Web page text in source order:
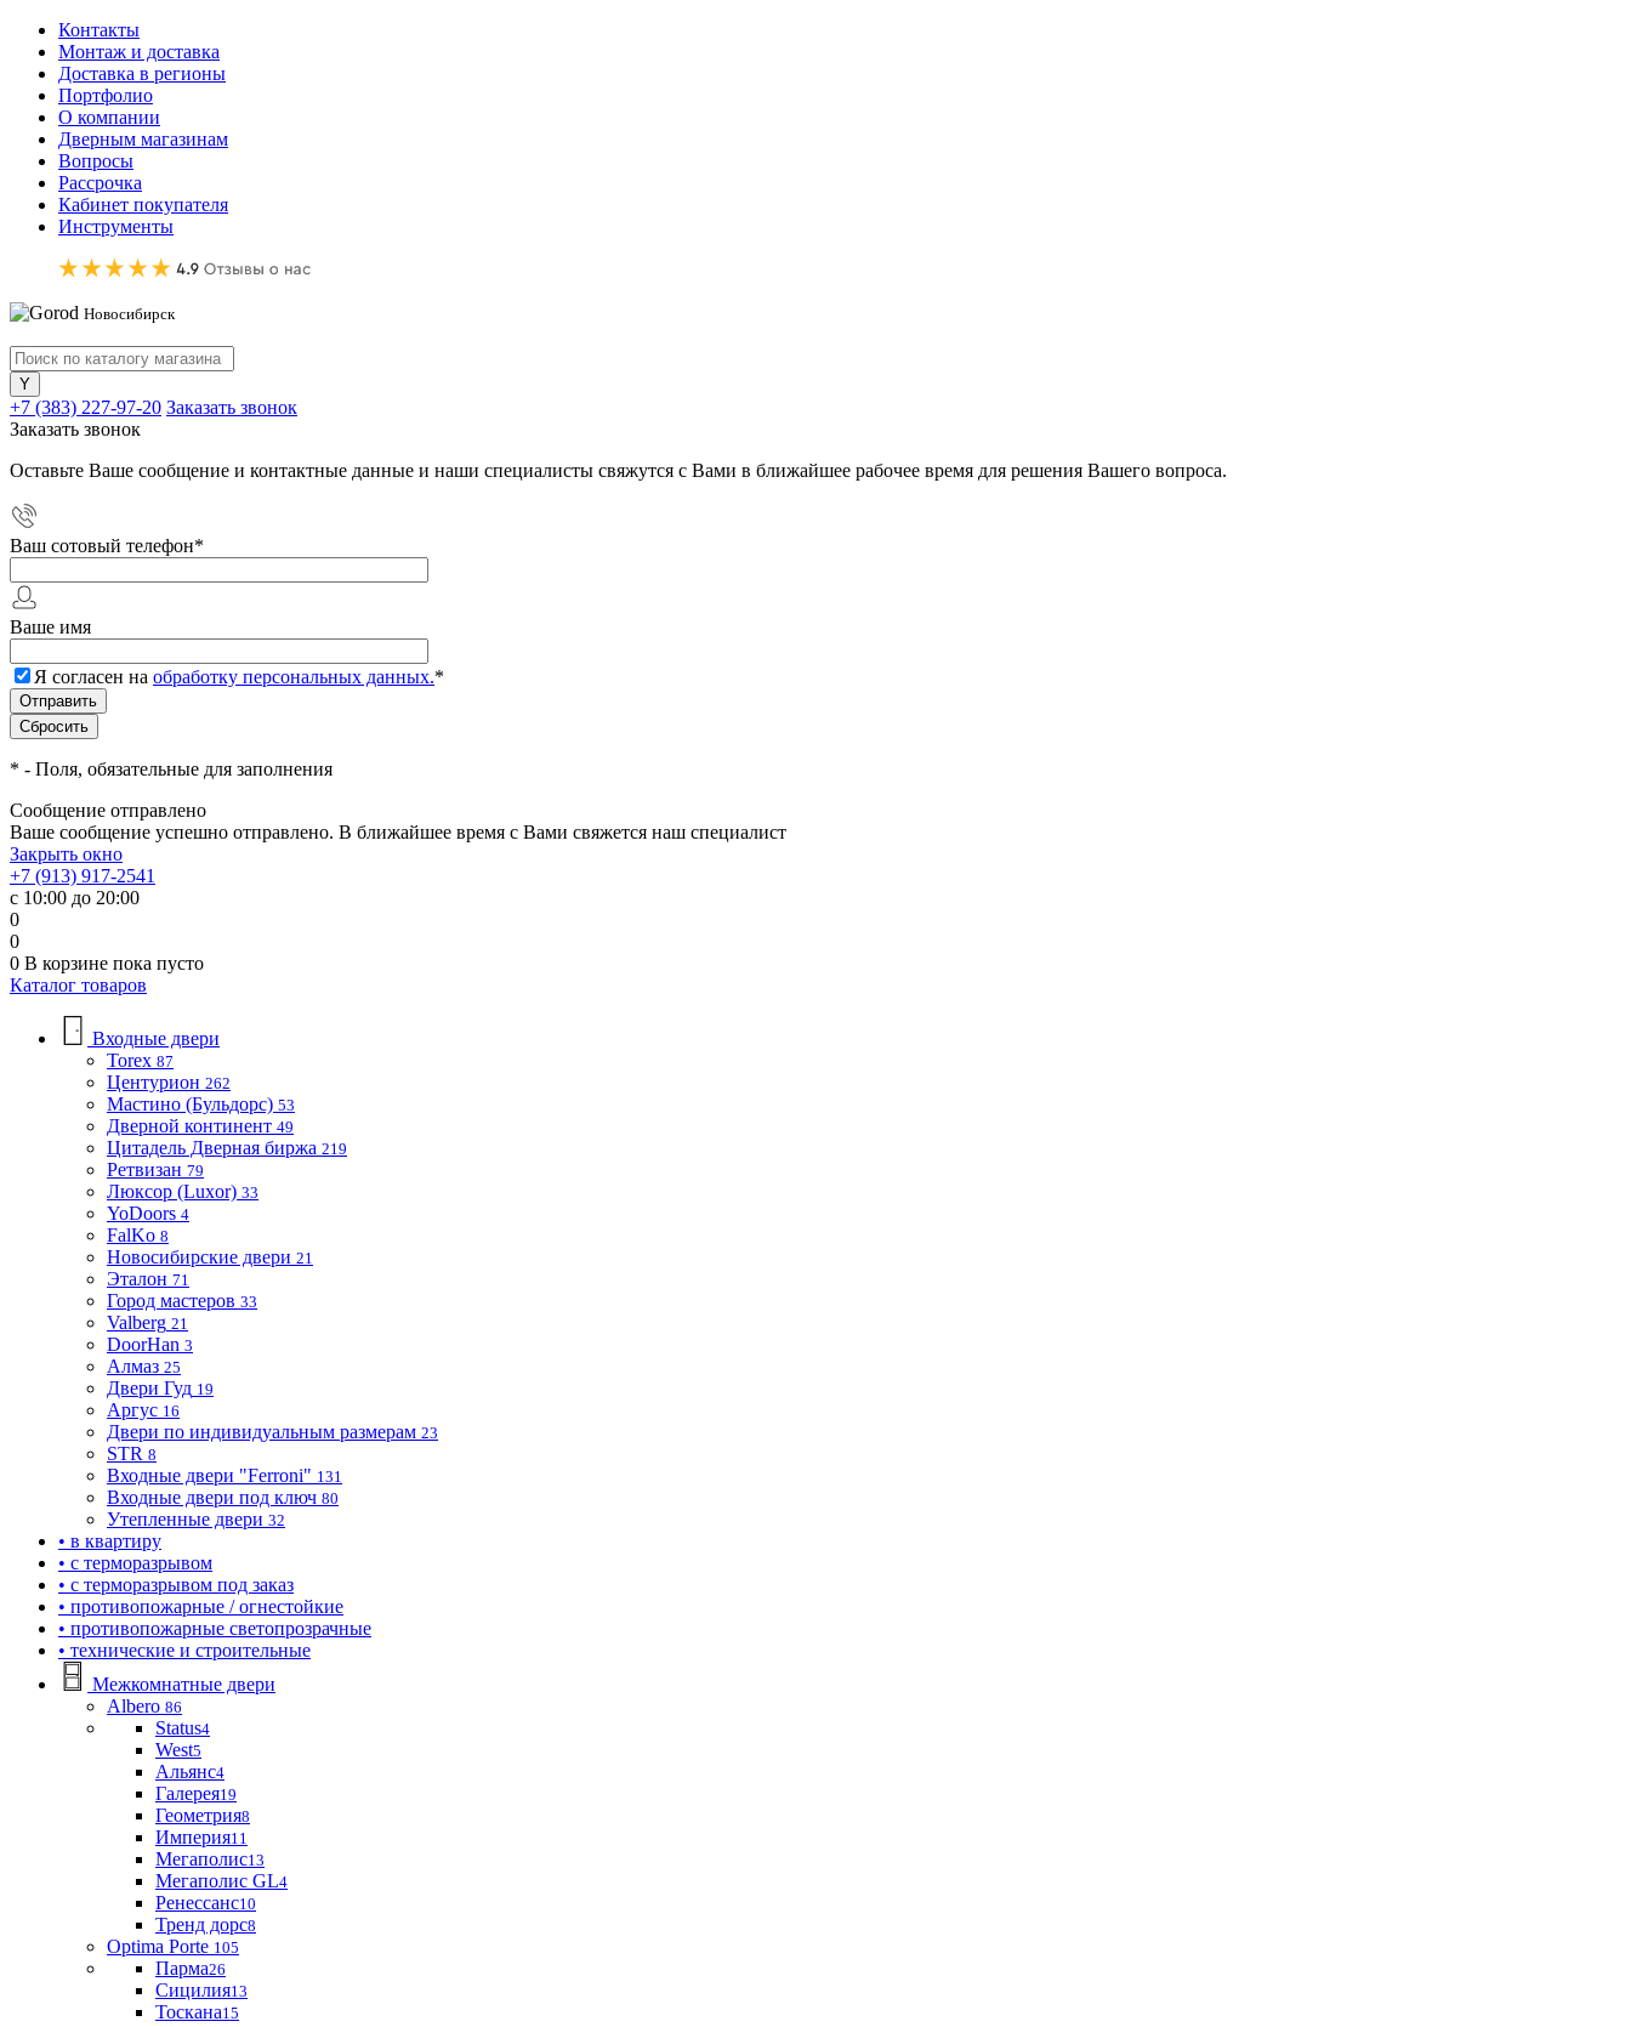
Контакты
Монтаж и доставка
Доставка в регионы
Портфолио
О компании
Дверным магазинам
Вопросы
Рассрочка
Кабинет покупателя
Инструменты
Новосибирск
+7 (383) 227-97-20 Заказать звонок
Заказать звонок
Оставьте Ваше сообщение и контактные данные и наши специалисты свяжутся с Вами в ближайшее рабочее время для решения Вашего вопроса.
Ваш сотовый телефон*
Ваше имя
Я согласен на обработку персональных данных.*
* - Поля, обязательные для заполнения
Сообщение отправлено
Ваше сообщение успешно отправлено. В ближайшее время с Вами свяжется наш специалист
Закрыть окно
+7 (913) 917-2541
с 10:00 до 20:00
0
0
0 В корзине пока пусто
Каталог товаров
Входные двери
Torex 87
Центурион 262
Мастино (Бульдорс) 53
Дверной континент 49
Цитадель Дверная биржа 219
Ретвизан 79
Люксор (Luxor) 33
YoDoors 4
FalKo 8
Новосибирские двери 21
Эталон 71
Город мастеров 33
Valberg 21
DoorHan 3
Алмаз 25
Двери Гуд 19
Аргус 16
Двери по индивидуальным размерам 23
STR 8
Входные двери "Ferroni" 131
Входные двери под ключ 80
Утепленные двери 32
• в квартиру
• с терморазрывом
• с терморазрывом под заказ
• противопожарные / огнестойкие
• противопожарные светопрозрачные
• технические и строительные
Межкомнатные двери
Albero 86
Status4
West5
Альянс4
Галерея19
Геометрия8
Империя11
Мегаполис13
Мегаполис GL4
Ренессанс10
Тренд дорс8
Optima Porte 105
Парма26
Сицилия13
Тоскана15